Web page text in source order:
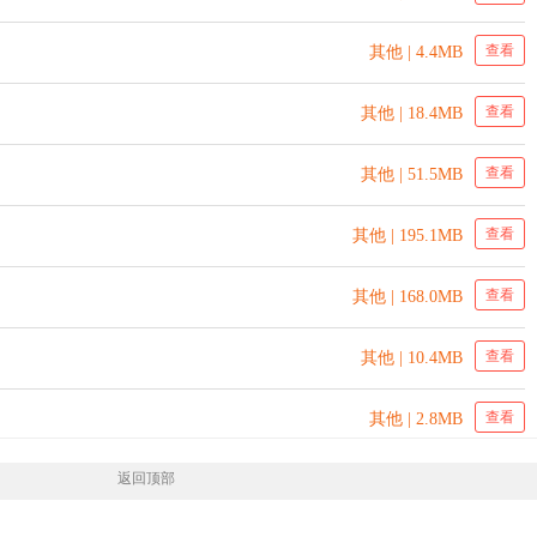
其他 | 4.4MB 查看
其他 | 18.4MB 查看
其他 | 51.5MB 查看
其他 | 195.1MB 查看
其他 | 168.0MB 查看
其他 | 10.4MB 查看
其他 | 2.8MB 查看
返回顶部